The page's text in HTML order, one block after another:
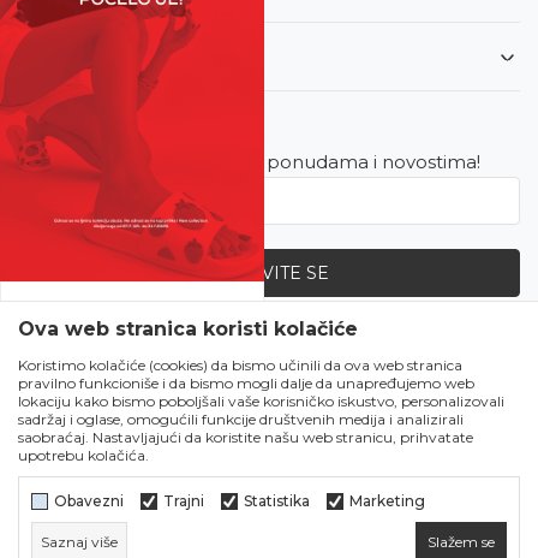
SVE UPOLA CIJENE!
Čekanju je kraj!
Počela je omiljena
ljetna akcija u Obući
Metro!
SVE IZ LJETNE
KOLEKCIJE UPOLA
CIJENE!
Naruči sada!
Korisnički servis
Newsletter
Budite u toku sa najnovijim ponudama i novostima!
PRIJAVITE SE
Zapratite nas
Ova web stranica koristi kolačiće
Koristimo kolačiće (cookies) da bismo učinili da ova web stranica
pravilno funkcioniše i da bismo mogli dalje da unapređujemo web
lokaciju kako bismo poboljšali vaše korisničko iskustvo, personalizovali
sadržaj i oglase, omogućili funkcije društvenih medija i analizirali
saobraćaj. Nastavljajući da koristite našu web stranicu, prihvatate
upotrebu kolačića.
Obavezni Trajni Statistika Marketing
Saznaj više Slažem se